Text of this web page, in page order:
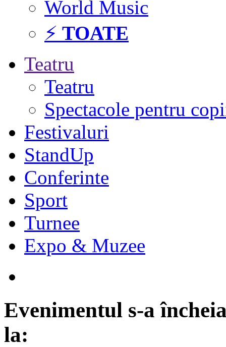
World Music
⚡ TOATE
Teatru
Teatru
Spectacole pentru
Festivaluri
StandUp
Conferinte
Sport
Turnee
Expo & Muzee
Evenimentul s-a
la: